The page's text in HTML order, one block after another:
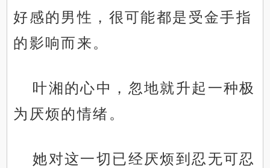
好感的男性，很可能都是受金手指
的影响而来。
叶湘的心中，忽地就升起一种极
为厌烦的情绪。
她对这一切已经厌烦到忍无可忍